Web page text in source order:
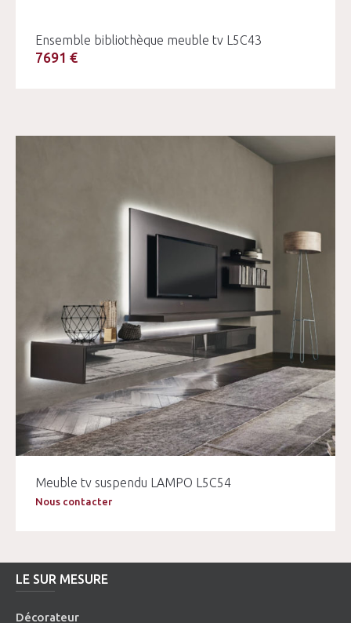
Ensemble bibliothèque meuble tv L5C43
7691 €
Meuble tv suspendu LAMPO L5C54
Nous contacter
LE SUR MESURE
Décorateur